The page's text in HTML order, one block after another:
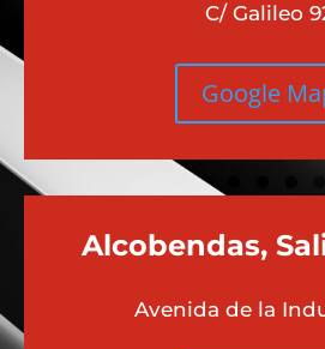
C/ Galileo
Google
Alcobendas,
Avenida de la